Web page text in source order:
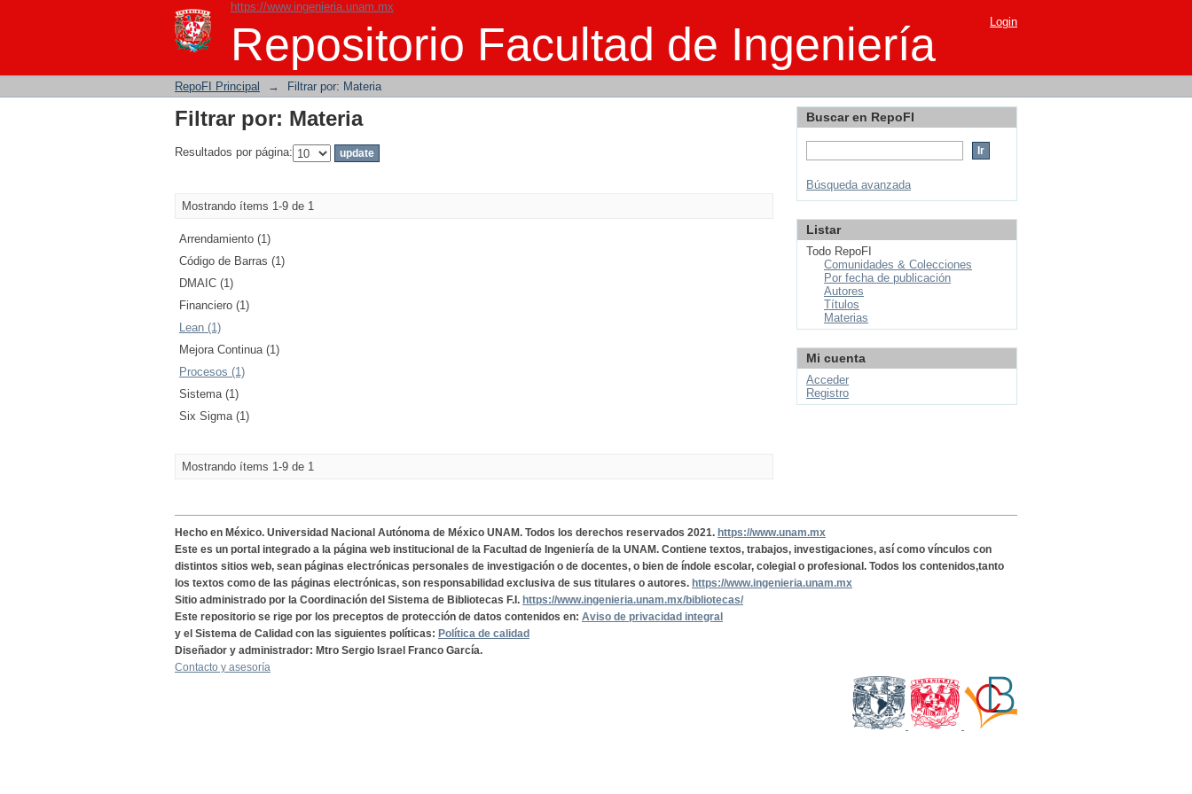
https://www.ingenieria.unam.mx
Repositorio Facultad de Ingeniería
Filtrar por: Materia Login
RepoFI Principal → Filtrar por: Materia
Filtrar por: Materia
Resultados por página:
Mostrando ítems 1-9 de 1
Arrendamiento (1)
Código de Barras (1)
DMAIC (1)
Financiero (1)
Lean (1)
Mejora Continua (1)
Procesos (1)
Sistema (1)
Six Sigma (1)
Mostrando ítems 1-9 de 1
Buscar en RepoFI
Búsqueda avanzada
Listar
Todo RepoFI
Comunidades & Colecciones
Por fecha de publicación
Autores
Títulos
Materias
Mi cuenta
Acceder
Registro
Hecho en México. Universidad Nacional Autónoma de México UNAM. Todos los derechos reservados 2021. https://www.unam.mx
Este es un portal integrado a la página web institucional de la Facultad de Ingeniería de la UNAM. Contiene textos, trabajos, investigaciones, así como vínculos con
distintos sitios web, sean páginas electrónicas personales de investigación o de docentes, o bien de índole escolar, colegial o profesional. Todos los contenidos,tanto
los textos como de las páginas electrónicas, son responsabilidad exclusiva de sus titulares o autores. https://www.ingenieria.unam.mx
Sitio administrado por la Coordinación del Sistema de Bibliotecas F.I. https://www.ingenieria.unam.mx/bibliotecas/
Este repositorio se rige por los preceptos de protección de datos contenidos en: Aviso de privacidad integral
y el Sistema de Calidad con las siguientes políticas: Política de calidad
Diseñador y administrador: Mtro Sergio Israel Franco García.
Contacto y asesoría